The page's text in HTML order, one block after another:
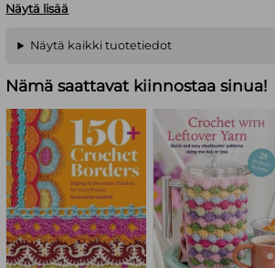
outfits with the Spiderweb Lace Collar or the
Two-Toned Skull Scarf and the Spiderweb
many single-colour, one-size-fits-all
pieces that show off their inner darkness.
With so many options to mix and match, this
and stunning crochet clothing is sure to
friend. This book will have 24 projects over 50
Näytä lisää
Näytä kaikki tuotetiedot
Nämä saattavat kiinnostaa sinua!